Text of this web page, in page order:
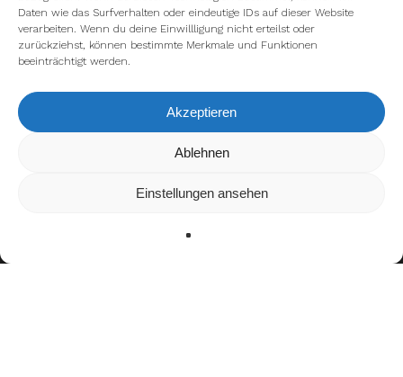
Daten wie das Surfverhalten oder eindeutige IDs auf dieser Website
verarbeiten. Wenn du deine Einwillligung nicht erteilst oder
zurückziehst, können bestimmte Merkmale und Funktionen
beeinträchtigt werden.
Akzeptieren
Ablehnen
Einstellungen ansehen
Wir verwenden Cookies, um dir die bestmögliche Erfahrung auf
kannst du erfahren, welche Cookies wir
verwenden oder sie ausschalten.